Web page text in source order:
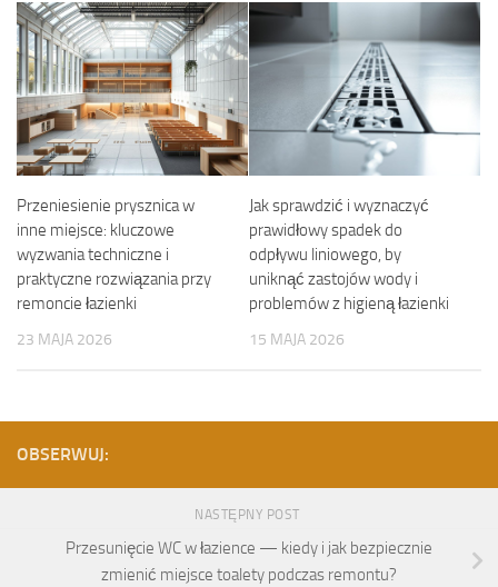
Przeniesienie prysznica w
inne miejsce: kluczowe
wyzwania techniczne i
praktyczne rozwiązania przy
remoncie łazienki
23 MAJA 2026
Jak sprawdzić i wyznaczyć
prawidłowy spadek do
odpływu liniowego, by
uniknąć zastojów wody i
problemów z higieną łazienki
15 MAJA 2026
OBSERWUJ:
NASTĘPNY POST
Przesunięcie WC w łazience — kiedy i jak bezpiecznie
zmienić miejsce toalety podczas remontu?